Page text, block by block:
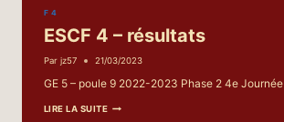
F 4
ESCF 4 – résultats
Par jz57 21/03/2023
GE 5 – poule 9 2022-2023 Phase 2 4e Journée
LIRE LA SUITEESCF
4